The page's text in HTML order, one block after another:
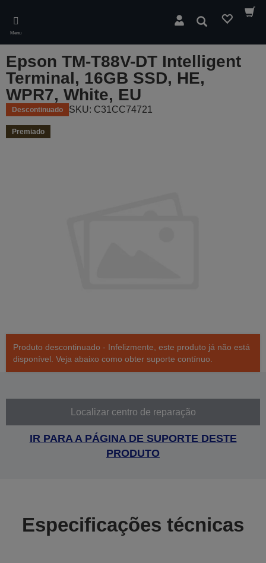
main
content
Menu
Pesquisar
Epson TM-T88V-DT Intelligent
Terminal, 16GB SSD, HE,
WPR7, White, EU
Descontinuado SKU: C31CC74721
Premiado
Produto descontinuado - Infelizmente, este produto já não está
disponível. Veja abaixo como obter suporte contínuo.
Localizar centro de reparação
IR PARA A PÁGINA DE SUPORTE DESTE
PRODUTO
Especificações técnicas